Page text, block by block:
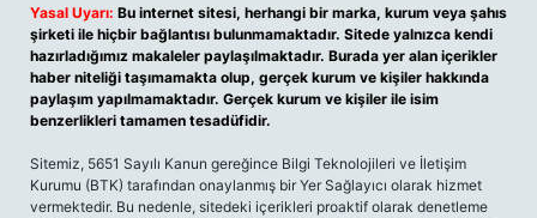
Yasal Uyarı: Bu internet sitesi, herhangi bir marka, kurum veya şahıs
şirketi ile hiçbir bağlantısı bulunmamaktadır. Sitede yalnızca kendi
hazırladığımız makaleler paylaşılmaktadır. Burada yer alan içerikler
haber niteliği taşımamakta olup, gerçek kurum ve kişiler hakkında
paylaşım yapılmamaktadır. Gerçek kurum ve kişiler ile isim
benzerlikleri tamamen tesadüfidir.
Sitemiz, 5651 Sayılı Kanun gereğince Bilgi Teknolojileri ve İletişim
Kurumu (BTK) tarafından onaylanmış bir Yer Sağlayıcı olarak hizmet
vermektedir. Bu nedenle, sitedeki içerikleri proaktif olarak denetleme